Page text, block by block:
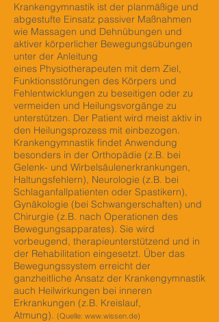
Krankengymnastik ist der planmäßige und
abgestufte Einsatz passiver Maßnahmen
wie Massagen und Dehnübungen und
aktiver körperlicher Bewegungsübungen
unter der Anleitung
eines Physiotherapeuten mit dem Ziel,
Funktionsstörungen des Körpers und
Fehlentwicklungen zu beseitigen oder zu
vermeiden und Heilungsvorgänge zu
unterstützen. Der Patient wird meist aktiv in
den Heilungsprozess mit einbezogen.
Krankengymnastik findet Anwendung
besonders in der Orthopädie (z.B. bei
Gelenk- und Wirbelsäulenerkrankungen,
Haltungsfehlern), Neurologie (z.B. bei
Schlaganfallpatienten oder Spastikern),
Gynäkologie (bei Schwangerschaften) und
Chirurgie (z.B. nach Operationen des
Bewegungsapparates). Sie wird
vorbeugend, therapieunterstützend und in
der Rehabilitation eingesetzt. Über das
Bewegungssystem erreicht der
ganzheitliche Ansatz der Krankengymnastik
auch Heilwirkungen bei inneren
Erkrankungen (z.B. Kreislauf,
Atmung). (Quelle: www.wissen.de)